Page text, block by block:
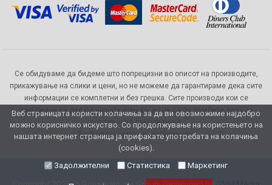
Веб страницата користи колачиња за да ви овозможиме најдобро
можно корисничко искуство. Со продолжување на користењето на
нашата интернет страница ја прифаќате употребата на колачиња
(cookies).
Задолжителни
Статистика Маркетинг
Се обидуваме да бидеме што попрецизни во описот на производите,
прикажување на слики и цени, но не можеме да гарантираме дека сите
информации се комплетни и без грешка. Сите производи кои се
прикажани се дел од нашата понуда, но не се подразбира дека се
достапни во секој момент.
Ви благодариме на разбирањето